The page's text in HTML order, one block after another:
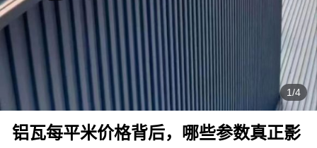
1/4
铝瓦每平米价格背后，哪些参数真正影